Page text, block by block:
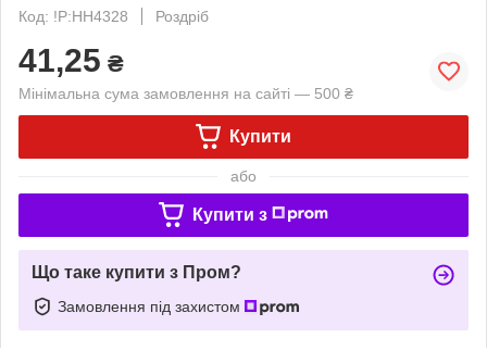
Код: !P:HH4328
Роздріб
41,25 ₴
Мінімальна сума замовлення на сайті — 500 ₴
Купити
або
Купити з
Що таке купити з Пром?
Замовлення під захистом